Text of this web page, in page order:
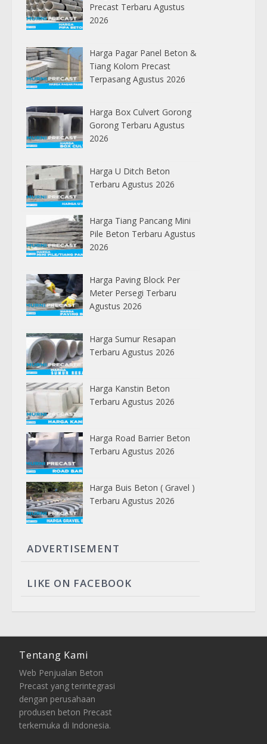
Precast Terbaru Agustus
2026
Harga Pagar Panel Beton &
Tiang Kolom Precast
Terpasang Agustus 2026
Harga Box Culvert Gorong
Gorong Terbaru Agustus
2026
Harga U Ditch Beton
Terbaru Agustus 2026
Harga Tiang Pancang Mini
Pile Beton Terbaru Agustus
2026
Harga Paving Block Per
Meter Persegi Terbaru
Agustus 2026
Harga Sumur Resapan
Terbaru Agustus 2026
Harga Kanstin Beton
Terbaru Agustus 2026
Harga Road Barrier Beton
Terbaru Agustus 2026
Harga Buis Beton ( Gravel )
Terbaru Agustus 2026
ADVERTISEMENT
LIKE ON FACEBOOK
Tentang Kami
Web Penjualan Beton
Precast yang terintegrasi
dengan perusahaan
produsen beton Precast
terkemuka di Indonesia.